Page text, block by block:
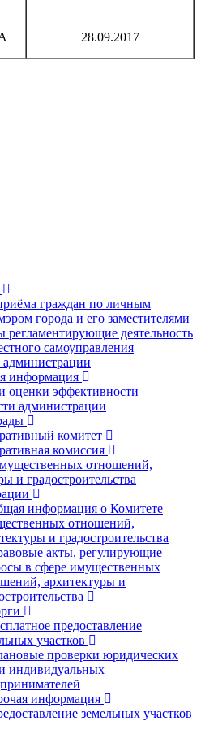
28.09.2017
граждан по личным
города и его заместителями
регламентирующие деятельность
самоуправления
администрации
информация
оценки эффективности
администрации
комитет
комиссия
отношений,
и градостроительства
информация о Комитете
отношений,
и градостроительства
акты, регулирующие
в сфере имущественных
архитектуры и
предоставление
участков
проверки юридических
индивидуальных
информация
земельных участков